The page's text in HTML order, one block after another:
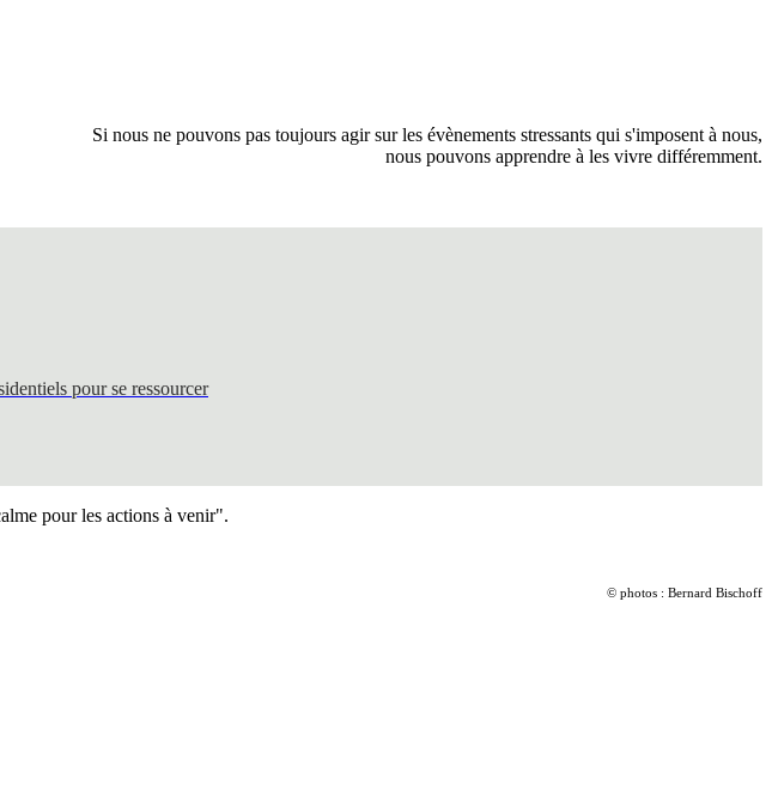
Si nous ne pouvons pas toujours agir sur les évènements stressants qui s'imposent à nous,
nous pouvons apprendre à les vivre différemment.
pour se ressourcer
pour les actions à venir".
© photos : Bernard Bischoff